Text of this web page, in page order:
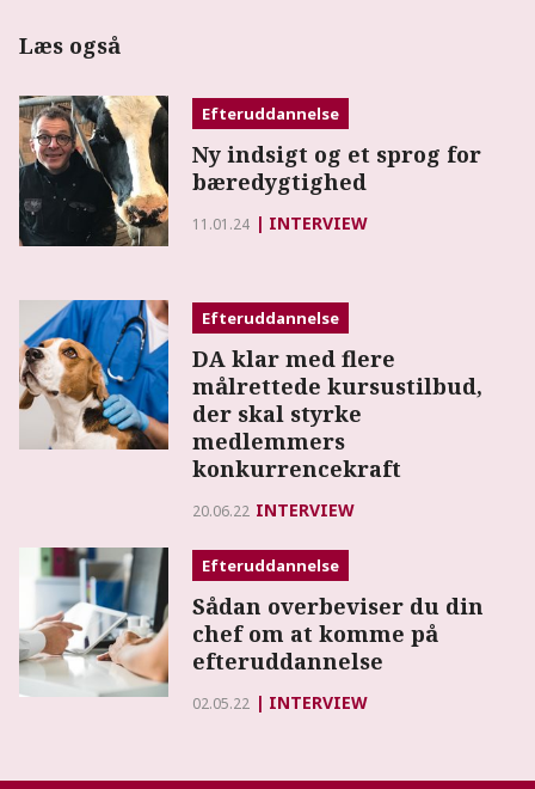
Læs også
Efteruddannelse
Ny indsigt og et sprog for
bæredygtighed
11.01.24 INTERVIEW
Efteruddannelse
DA klar med flere
målrettede kursustilbud,
der skal styrke
medlemmers
konkurrencekraft
20.06.22 INTERVIEW
Efteruddannelse
Sådan overbeviser du din
chef om at komme på
efteruddannelse
02.05.22 INTERVIEW